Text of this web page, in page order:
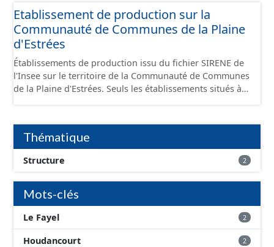
Etablissement de production sur la
Communauté de Communes de la Plaine
d'Estrées
Établissements de production issu du fichier SIRENE de
l'Insee sur le territoire de la Communauté de Communes
de la Plaine d'Estrées. Seuls les établissements situés à
conformément aux prescriptions du standard CNIG Sites
Économiques. Ce lot ne contient pas la référence aux
terrains à vocation économique à ce jour. Il est filtré au-
delà des prescriptions du CNIG se limitant aux SCI.
Thématique
Structure 2
Mots-clés
Le Fayel 2
Houdancourt 2